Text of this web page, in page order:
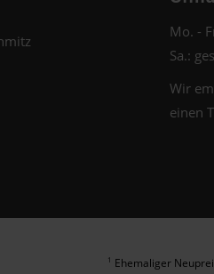
Mo. -
Sa.:
Wir
einen
1 Ehemaliger